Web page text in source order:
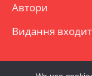
Автори
Видання
Copyright ©